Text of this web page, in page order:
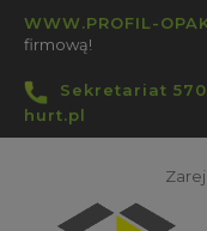
WWW.PROFIL-
firmową!
Sekretariat 570
hurt.pl